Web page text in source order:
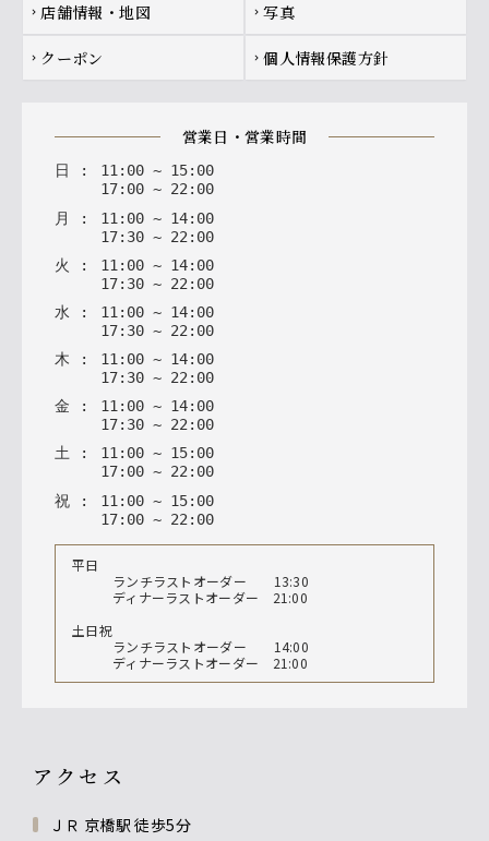
chevron_right 店舗情報・地図 chevron_right 写真
chevron_right クーポン chevron_right 個人情報保護方針
営業日・営業時間
日 : 11: 00 ~ 15: 00
17: 00 ~ 22: 00
月
: 11 : 00 ~ 14: 00
17: 30 ~ 22 : 00
火
: 11 : 00 ~ 14: 00
17: 30 ~ 22 : 00
水 : 11 : 00 ~ 14: 00
17: 30 ~ 22 : 00
木 : 11 : 00 ~ 14: 00
17: 30 ~ 22 : 00
金 : 11: 00 ~ 14: 00
17: 30 ~ 22: 00
土 : 11: 00 ~ 15: 00
17: 00 ~ 22: 00
祝 : 11 : 00 ~ 15: 00
17: 00 ~ 22 : 00
平日
ランチラストオーダー 13:30
ディナーラストオーダー 21:00
土日祝
ランチラストオーダー 14:00
ディナーラストオーダー 21:00
アクセス
ＪＲ 京橋駅 徒歩5分